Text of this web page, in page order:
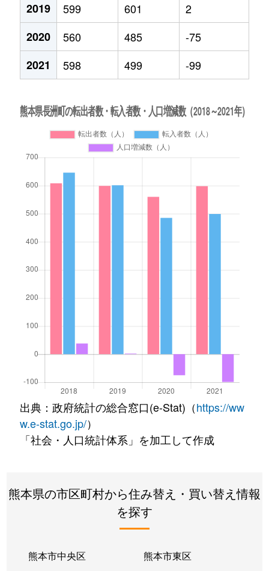
2019
599 601
2
2020
560 485
-75
2021
598 499 -99
出典：政府統計の総合窓口(e-Stat)（https://ww
w.e-stat.go.jp/）
「社会・人口統計体系」を加工して作成
熊本県の市区町村から住み替え・買い替え情報
を探す
熊本市中央区 熊本市東区